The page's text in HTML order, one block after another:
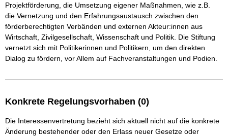
Projektförderung, die Umsetzung eigener Maßnahmen, wie z.B.
die Vernetzung und den Erfahrungsaustausch zwischen den
förderberechtigten Verbänden und externen Akteur:innen aus
Wirtschaft, Zivilgesellschaft, Wissenschaft und Politik. Die Stiftung
vernetzt sich mit Politikerinnen und Politikern, um den direkten
Dialog zu fördern, vor Allem auf Fachveranstaltungen und Podien.
Konkrete Regelungsvorhaben (0)
Die Interessenvertretung bezieht sich aktuell nicht auf die konkrete
Änderung bestehender oder den Erlass neuer Gesetze oder